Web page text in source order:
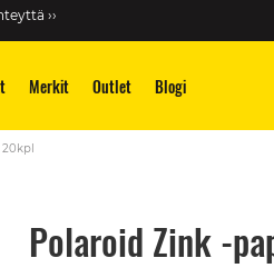
››
Merkit Outlet Blogi
20kpl
Polaroid Zink -